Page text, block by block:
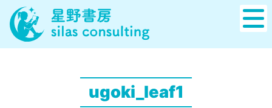
ugoki_leaf1